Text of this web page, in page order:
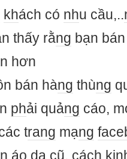
khách có nhu cầu,..
thấy rằng bạn
hơn
bán hàng thùng
phải quảng cáo,
trang mạng
áo dạ cũ, cách ki